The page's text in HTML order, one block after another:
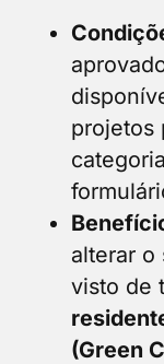
projetos
alterar o
visto de
(Green